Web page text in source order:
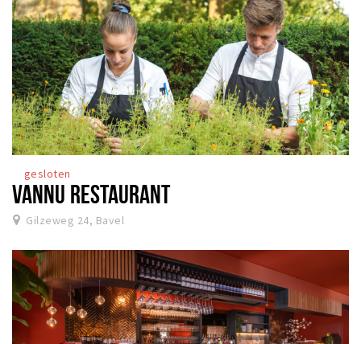
gesloten
VANNU RESTAURANT
Gilzeweg 24, Bavel